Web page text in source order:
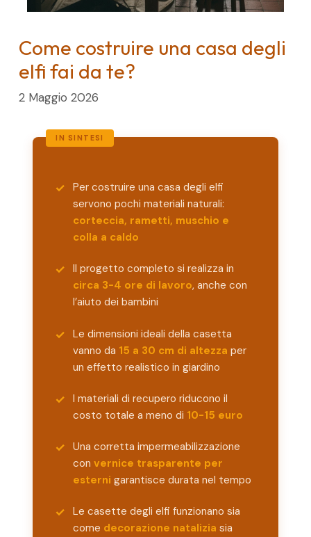
Come costruire una casa degli
elfi fai da te?
2 Maggio 2026
Per costruire una casa degli elfi
servono pochi materiali naturali:
corteccia, rametti, muschio e
colla a caldo
Il progetto completo si realizza in
circa 3-4 ore di lavoro, anche con
l’aiuto dei bambini
Le dimensioni ideali della casetta
vanno da 15 a 30 cm di altezza per
un effetto realistico in giardino
I materiali di recupero riducono il
costo totale a meno di 10-15 euro
Una corretta impermeabilizzazione
con vernice trasparente per
esterni garantisce durata nel tempo
Le casette degli elfi funzionano sia
come decorazione natalizia sia